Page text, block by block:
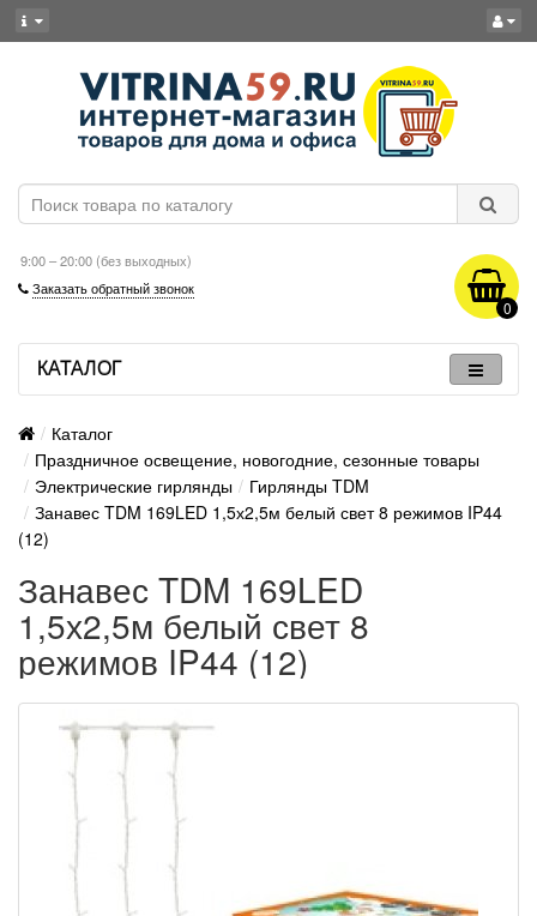
9:00 – 20:00 (без выходных)
Заказать обратный звонок
0
КАТАЛОГ
Каталог
Праздничное освещение, новогодние, сезонные товары
Электрические гирлянды
Гирлянды TDM
Занавес TDM 169LED 1,5х2,5м белый свет 8 режимов IP44
(12)
Занавес TDM 169LED
1,5х2,5м белый свет 8
режимов IP44 (12)